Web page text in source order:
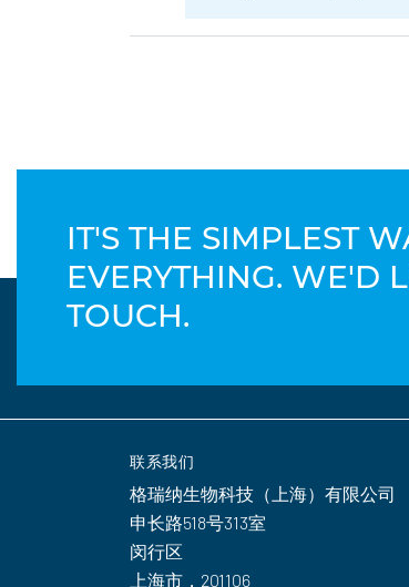
IT'S THE SIMPLEST
EVERYTHING. WE'D
TOUCH.
联系我们
格瑞纳生物科技（上海）有限公司
申长路518号313室
闵行区
上海市，201106